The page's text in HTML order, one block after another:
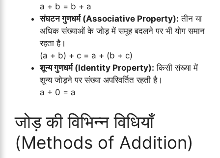
a + b = b + a
संघटन गुणधर्म (Associative Property): तीन या
अधिक संख्याओं के जोड़ में समूह बदलने पर भी योग समान
रहता है।
(a + b) + c = a + (b + c)
शून्य गुणधर्म (Identity Property): किसी संख्या में
शून्य जोड़ने पर संख्या अपरिवर्तित रहती है।
a + 0 = a
जोड़ की विभिन्न विधियाँ
(Methods of Addition)